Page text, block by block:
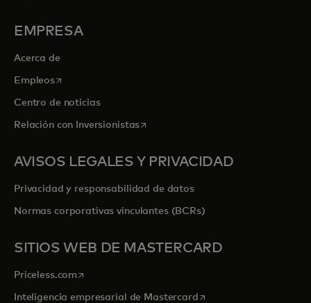
EMPRESA
Acerca de
Empleosse abre en una pestaña nueva
Centro de noticias
Relación con Inversionistasse abre en una pestaña nueva
AVISOS LEGALES Y PRIVACIDAD
Privacidad y responsabilidad de datos
Normas corporativas vinculantes (BCRs)
SITIOS WEB DE MASTERCARD
Priceless.com se abre en una pestaña nueva
Inteligencia empresarial de Mastercardse abre en una pestaña